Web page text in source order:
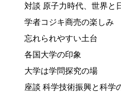
対談 原子力時代、世界と
学者コジキ商売の楽しみ
忘れられやすい土台
各国大学の印象
大学は学問探究の場
座談 科学技術振興と科学